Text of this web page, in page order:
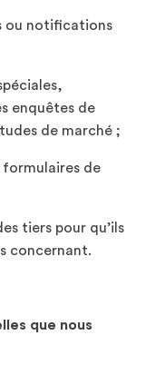
ou notifications
enquêtes de
de marché ;
de
tiers pour qu’ils
concernant.
que nous